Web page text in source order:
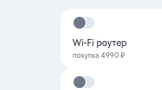
Wi-Fi роутер
покупка 4990 ₽